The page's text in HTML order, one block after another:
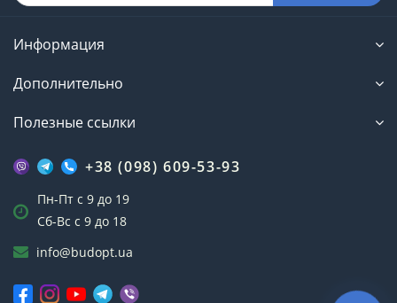
Информация
Дополнительно
Полезные ссылки
+38 (098) 609-53-93
Пн-Пт с 9 до 19
Сб-Вс с 9 до 18
info@budopt.ua